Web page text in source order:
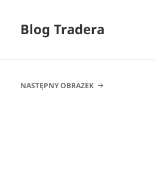
Blog Tradera
NASTĘPNY OBRAZEK